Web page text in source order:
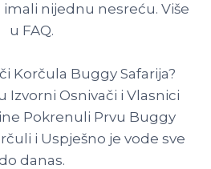
nijednu nesreću. Više
u FAQ.
Korčula Buggy Safarija?
Izvorni Osnivači i Vlasnici
Pokrenuli Prvu Buggy
i Uspješno je vode sve
danas.